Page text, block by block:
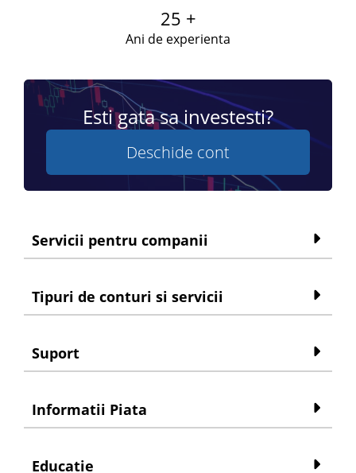
25 +
Ani de experienta
Esti gata sa investesti?
Deschide cont
Servicii pentru companii
Tipuri de conturi si servicii
Suport
Informatii Piata
Educatie